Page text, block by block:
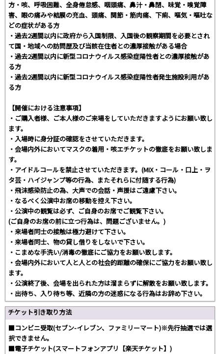
方・咳、呼吸困難、全身倦怠感、咽頭痛、鼻汁・鼻閉、味覚・嗅覚障
害、眼の痛みや結膜の充血、頭痛、関節・筋肉痛、下痢、嘔気・嘔吐な
どの症状がある方
・過去2週間以内に政府から入国制限、入国後の観察期間を必要とされ
て国・地域への訪問歴及び当該在住者との濃厚接触がある場合
・過去2週間以内に新型コロナウイルス感染症陽性者との濃厚接触があ
る方
・過去2週間以内に新型コロナウイルス感染症陽性者発生施設利用があ
る方
【開催における注意事項】
・ご購入者様、ご本人様のご来場をしていただきますようにお願い致し
ます。
・入場時に身分証の確認をさせていただきます。
・会場内外においてマスクの着用・咳エチケットの徹底をお願い致しま
す。
・アイドルコールを禁止させていただきます。(MIX・コール・口上・ヲ
タ芸・ハイジャンプ等の行為、またそれらに付随する行為)
・飛沫感染防止の為、大声での会話・声援はご遠慮下さい。
・なるべく公演中お席の移動を控え下さい。
・公演中の観覧は必ず、ご自身のお席でご観覧下さい。
(ご自身のお席の前に立つ行為は、問題ございません。)
・来場者同士の接触は極力避けて下さい。
・来場者同士、物の貸し借りをしないで下さい。
・こまめな手洗い/消毒の徹底にご協力をお願い致します。
・会場内外において人と人との社会的距離の確保にご協力をお願い致し
ます。
・公演終了後、会場を出られた方は溜まらずに解散をお願い致します。
・出待ち、入り待ち等、近隣の方の迷惑になる行為はお辞め下さい。
チケット引き取り方法
■コンビニ受取(セブン-イレブン、ファミリーマート)※先行抽選では選
択できません。
■電子チケット(スマートフォンアプリ【楽天チケット】)